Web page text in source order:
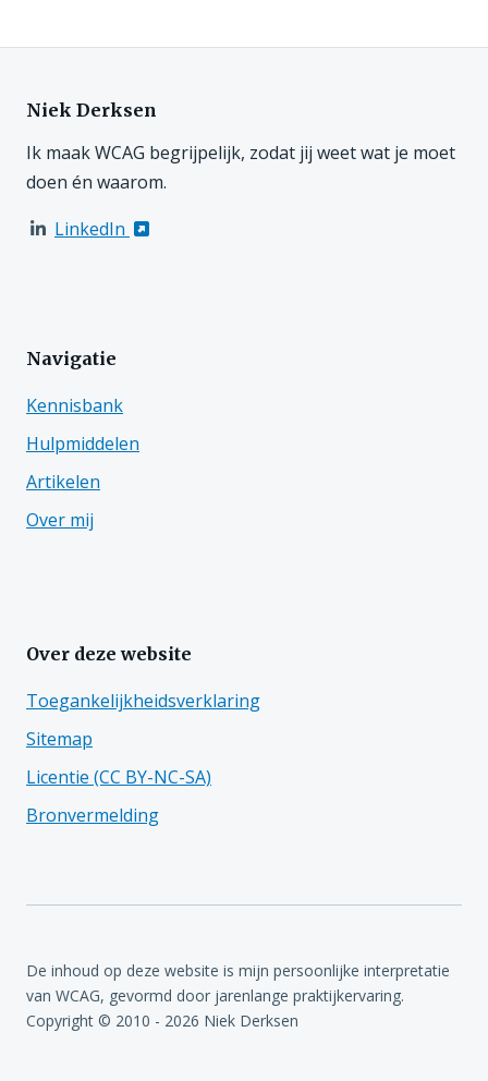
Niek Derksen
Ik maak WCAG begrijpelijk, zodat jij weet wat je moet
doen én waarom.
LinkedIn
Navigatie
Kennisbank
Hulpmiddelen
Artikelen
Over mij
Over deze website
Toegankelijkheidsverklaring
Sitemap
Licentie (CC BY-NC-SA)
Bronvermelding
De inhoud op deze website is mijn persoonlijke interpretatie
van WCAG, gevormd door jarenlange praktijkervaring.
Copyright © 2010 - 2026 Niek Derksen